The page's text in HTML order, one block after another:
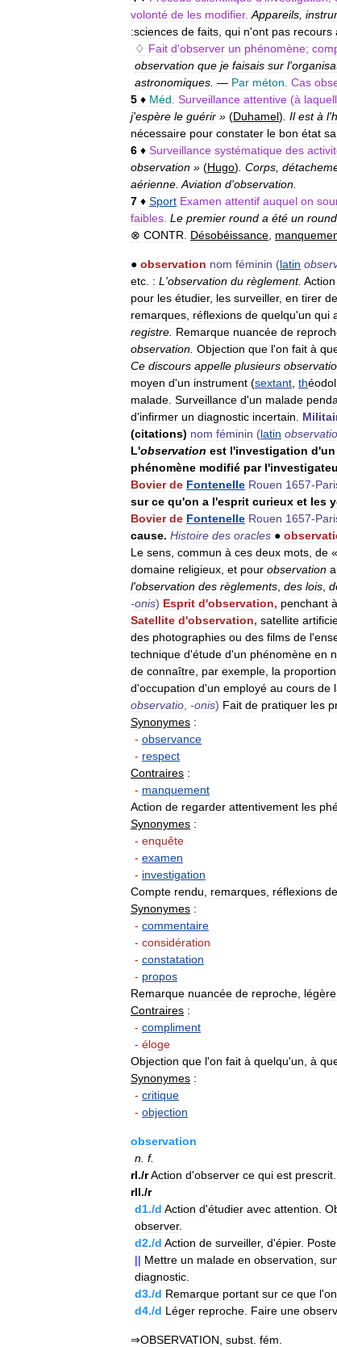
volonté de les modifier. Appareils
:sciences de faits qui n'ont pas recours
♢ Fait d'observer un phénomène;
observation que je faisais sur l'
astronomiques — Par méton Cas
5 ♦ Méd Surveillance attentive (à
j'espère le guérir » (Duhamel) Il est à l'
nécessaire pour constater le bon état
6 ♦ Surveillance systématique des
observation » (Hugo) Corps
aérienne Aviation d'observation
7 ♦ Sport Examen attentif auquel on
faibles Le premier round a été un round
⊗ CONTR Désobéissance
● observation nom féminin (latin
etc : L 'observation du règlement. Action
pour les étudier, les surveiller, en tirer
remarques réflexions de quelqu'un qui
registre Remarque nuancée de
observation Objection que l'on fait à
Ce discours appelle plusieurs
moyen d'un instrument (sextant th
malade Surveillance d'un malade
d'infirmer un diagnostic incertain
(citations) nom féminin (latin observatio
L'observation est l'investigation d'un
phénomène modifié par l'
Bovier de Fontenelle Rouen 1657-
sur ce qu'on a l'esprit curieux et les
Bovier de Fontenelle Rouen 1657-
cause. Histoire des oracles ●
Le sens commun à ces deux mots de «
domaine religieux et pour observation
l'observation des règlements des lois
-onis) Esprit d'observation, penchant à
Satellite d'observation, satellite
des photographies ou des films de l'
technique d'étude d'un phénomène en
de connaître par exemple la proportion
d'occupation d'un employé au cours de
observatio -onis) Fait de pratiquer les
Synonymes :
- observance
- respect
Contraires :
- manquement
Action de regarder attentivement les
Synonymes :
- enquête
- examen
- investigation
Compte rendu remarques réflexions de
Synonymes :
- commentaire
- considération
- constatation
- propos
Remarque nuancée de reproche légère
Contraires :
- compliment
- éloge
Objection que l'on fait à quelqu'un à
Synonymes :
- critique
- objection
observation
n f.
rI./rAction d'observer ce qui est prescrit
rII./r
d1./d Action d'étudier avec attention
observer.
d2./d Action de surveiller, d'épier. Poste
|| Mettre un malade en observation
diagnostic
d3./d Remarque portant sur ce que l'on
d4./d Léger reproche Faire une
⇒OBSERVATION subst fém